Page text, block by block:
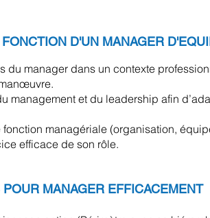
D'UN MANAGER
du manager dans un contexte
management et du leadership afin
managériale (organisation,
efficace de son rôle.
MANAGER EFFICACEMENT